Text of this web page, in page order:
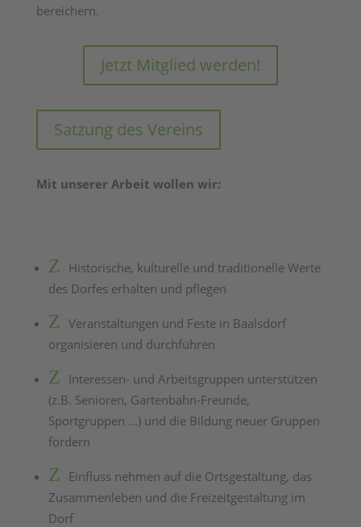
bereichern.
Jetzt Mitglied werden!
Satzung des Vereins
Mit unserer Arbeit wollen wir:
Z
Historische, kulturelle und traditionelle Werte
des Dorfes erhalten und pflegen
Z Veranstaltungen und Feste in Baalsdorf
organisieren und durchführen
Z
Interessen- und Arbeitsgruppen unterstützen
(z.B. Senioren, Gartenbahn-Freunde,
Sportgruppen ...) und die Bildung neuer Gruppen
fördern
Z
Einfluss nehmen auf die Ortsgestaltung, das
Zusammenleben und die Freizeitgestaltung im
Dorf